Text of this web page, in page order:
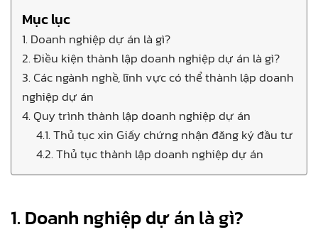
Mục lục
1. Doanh nghiệp dự án là gì?
2. Điều kiện thành lập doanh nghiệp dự án là gì?
3. Các ngành nghề, lĩnh vực có thể thành lập doanh
nghiệp dự án
4. Quy trình thành lập doanh nghiệp dự án
4.1. Thủ tục xin Giấy chứng nhận đăng ký đầu tư
4.2. Thủ tục thành lập doanh nghiệp dự án
1. Doanh nghiệp dự án là gì?